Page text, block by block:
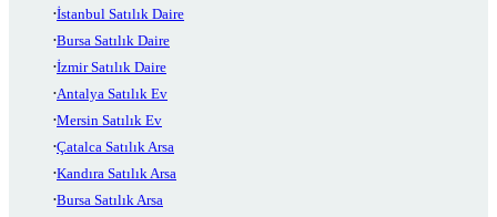
İstanbul Satılık Daire
Bursa Satılık Daire
İzmir Satılık Daire
Antalya Satılık Ev
Mersin Satılık Ev
Çatalca Satılık Arsa
Kandıra Satılık Arsa
Bursa Satılık Arsa